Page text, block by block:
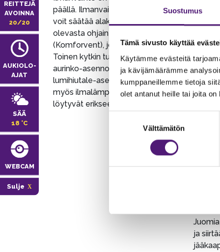
Suostumus
Tämä sivusto käyttää
Käytämme evästeitä
ja kävijämäärämme
kumppaneillemme tietoja
olet antanut heille tai joita
Välttämätön
REITTEJÄ
AVOINNA
20/20
AUKIOLO­
AJAT
SÄÄ
18 °C
WEBCAM
Sulje
päällä. Ilmanvaihdon voimakkuutta
voit säätää alakerran wc:n vieressä
olevasta ohjaintaulusta
(Komforvent), jossa propellinkuvat.
Toinen kytkin tulee olla kesällä
aurinko-asennossa ja talvella
lumihiutale-asennossa. Talossa on
myös ilmalämpöpumppu, ohjeet
löytyvät erikseen mökistä.
tulee
että
vaan
ja